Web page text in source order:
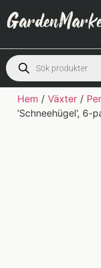
Hem /Växter /
’Schneehügel’, 6-